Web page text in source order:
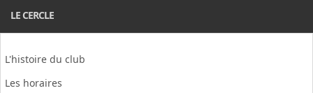
LE CERCLE
L'histoire du club
Les horaires